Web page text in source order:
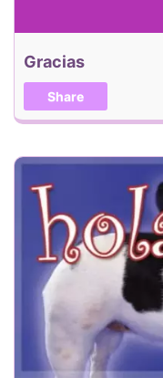
Gracias
Share